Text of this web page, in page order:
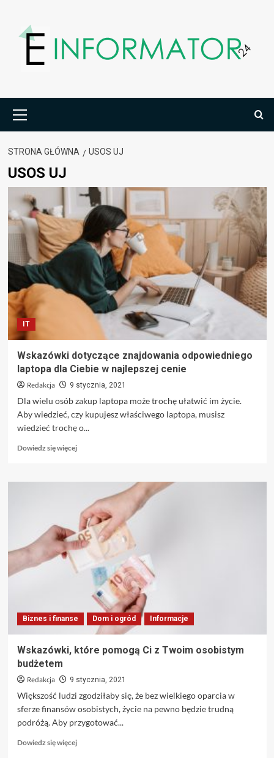
treści
główne
STRONA GŁÓWNA USOS UJ
USOS UJ
IT
Wskazówki dotyczące znajdowania odpowiedniego
laptopa dla Ciebie w najlepszej cenie
Redakcja 9 stycznia, 2021
Dla wielu osób zakup laptopa może trochę ułatwić im życie.
Aby wiedzieć, czy kupujesz właściwego laptopa, musisz
wiedzieć trochę o...
Dowiedz się więcejDowiedz
o
Wskazówki
dotyczące
znajdowania
odpowiedniego
laptopa
dla
w
najlepszej
cenie
Biznes i finanse Dom i ogród Informacje
Wskazówki, które pomogą Ci z Twoim osobistym
budżetem
Redakcja 9 stycznia, 2021
Większość ludzi zgodziłaby się, że bez wielkiego oparcia w
sferze finansów osobistych, życie na pewno będzie trudną
podróżą. Aby przygotować...
Dowiedz się więcejDowiedz